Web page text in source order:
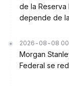
de la Reserva
depende de
2026-08-08
Morgan
Federal se